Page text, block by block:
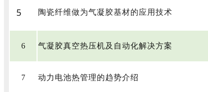
5 陶瓷纤维做为气凝胶基材的应用技术
6 气凝胶真空热压机及自动化解决方案
7 动力电池热管理的趋势介绍